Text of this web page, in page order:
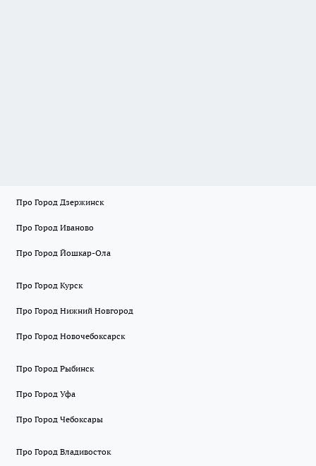
Про Город Дзержинск
Про Город Иваново
Про Город Йошкар-Ола
Про Город Курск
Про Город Нижний Новгород
Про Город Новочебоксарск
Про Город Рыбинск
Про Город Уфа
Про Город Чебоксары
Про Город Владивосток